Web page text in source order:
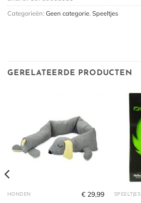
Categorieën: Geen categorie, Speeltjes
GERELATEERDE PRODUCTEN
HONDEN € 29,99 SPEELTJES